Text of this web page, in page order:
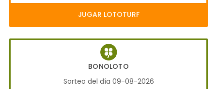
JUGAR LOTOTURF
BONOLOTO
Sorteo del día 09-08-2026